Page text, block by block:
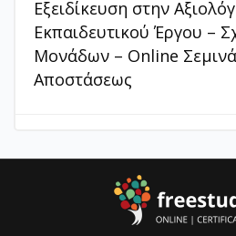
Εξειδίκευση στην
Εκπαιδευτικού Έργου –
Μονάδων – Online
Αποστάσεως